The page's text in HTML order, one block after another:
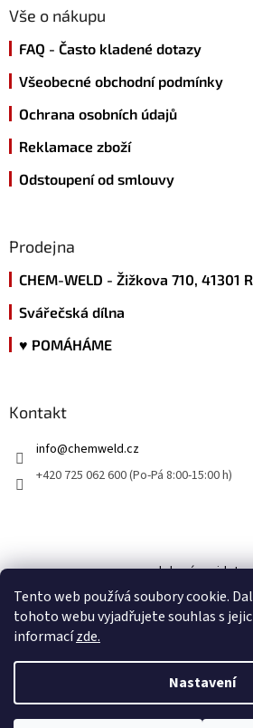
Tento web používá soubory cookie.
tohoto webu vyjadřujete souhlas s
informacízde.
Nastavení
Vše o nákupu
FAQ - Často kladené dotazy
Všeobecné obchodní podmínky
Ochrana osobních údajů
Reklamace zboží
Odstoupení od smlouvy
Prodejna
CHEM-WELD - Žižkova 710, 41301
Svářečská dílna
♥ POMÁHÁME
Kontakt
info@chemweld.cz
+420 725 062 600 (Po-Pá 8:00-15:00 h)
kde nás najdete
Vytvořil